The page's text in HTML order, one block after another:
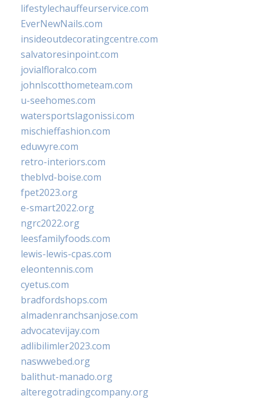
lifestylechauffeurservice.com
EverNewNails.com
insideoutdecoratingcentre.com
salvatoresinpoint.com
jovialfloralco.com
johnlscotthometeam.com
u-seehomes.com
watersportslagonissi.com
mischieffashion.com
eduwyre.com
retro-interiors.com
theblvd-boise.com
fpet2023.org
e-smart2022.org
ngrc2022.org
leesfamilyfoods.com
lewis-lewis-cpas.com
eleontennis.com
cyetus.com
bradfordshops.com
almadenranchsanjose.com
advocatevijay.com
adlibilimler2023.com
naswwebed.org
balithut-manado.org
alteregotradingcompany.org